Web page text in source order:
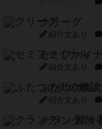
クリーグ
紹介文あり
セミファイ
紹介文あり
ふたつの街
紹介文あり
クランク! ：